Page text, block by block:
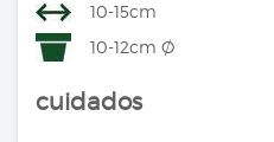
10-15cm
10-12cm Ø
cuidados